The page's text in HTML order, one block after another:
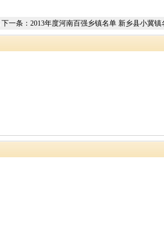
下一条： 2013年度河南百强乡镇名单 新乡县小冀镇
第十六